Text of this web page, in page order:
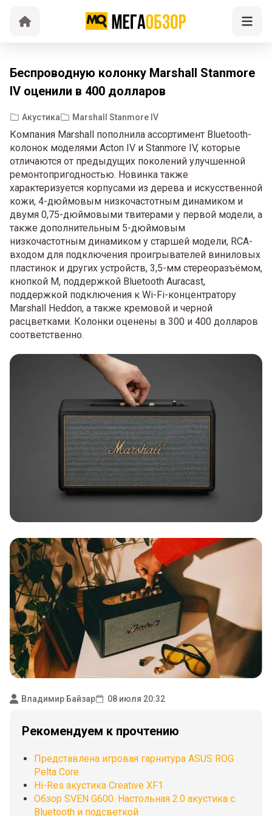
Беспроводную колонку Marshall Stanmore
IV оценили в 400 долларов
Акустика Marshall Stanmore IV
Компания Marshall пополнила ассортимент Bluetooth-
колонок моделями Acton IV и Stanmore IV, которые
отличаются от предыдущих поколений улучшенной
ремонтопригодностью. Новинка также
характеризуется корпусами из дерева и искусственной
кожи, 4-дюймовым низкочастотным динамиком и
двумя 0,75-дюймовыми твитерами у первой модели, а
также дополнительным 5-дюймовым
низкочастотным динамиком у старшей модели, RCA-
входом для подключения проигрывателей виниловых
пластинок и других устройств, 3,5-мм стереоразъёмом,
кнопкой M, поддержкой Bluetooth Auracast,
поддержкой подключения к Wi-Fi-концентратору
Marshall Heddon, а также кремовой и черной
расцветками. Колонки оценены в 300 и 400 долларов
соответственно.
Владимир Байзар 08 июля 20:32
Рекомендуем к прочтению
Представлена игровая гарнитура ASUS ROG
Pelta Core
Hi-Res акустика Creative XF1
Обзор SVEN G600. Настольная 2.0 акустика с
Bluetooth и подсветкой